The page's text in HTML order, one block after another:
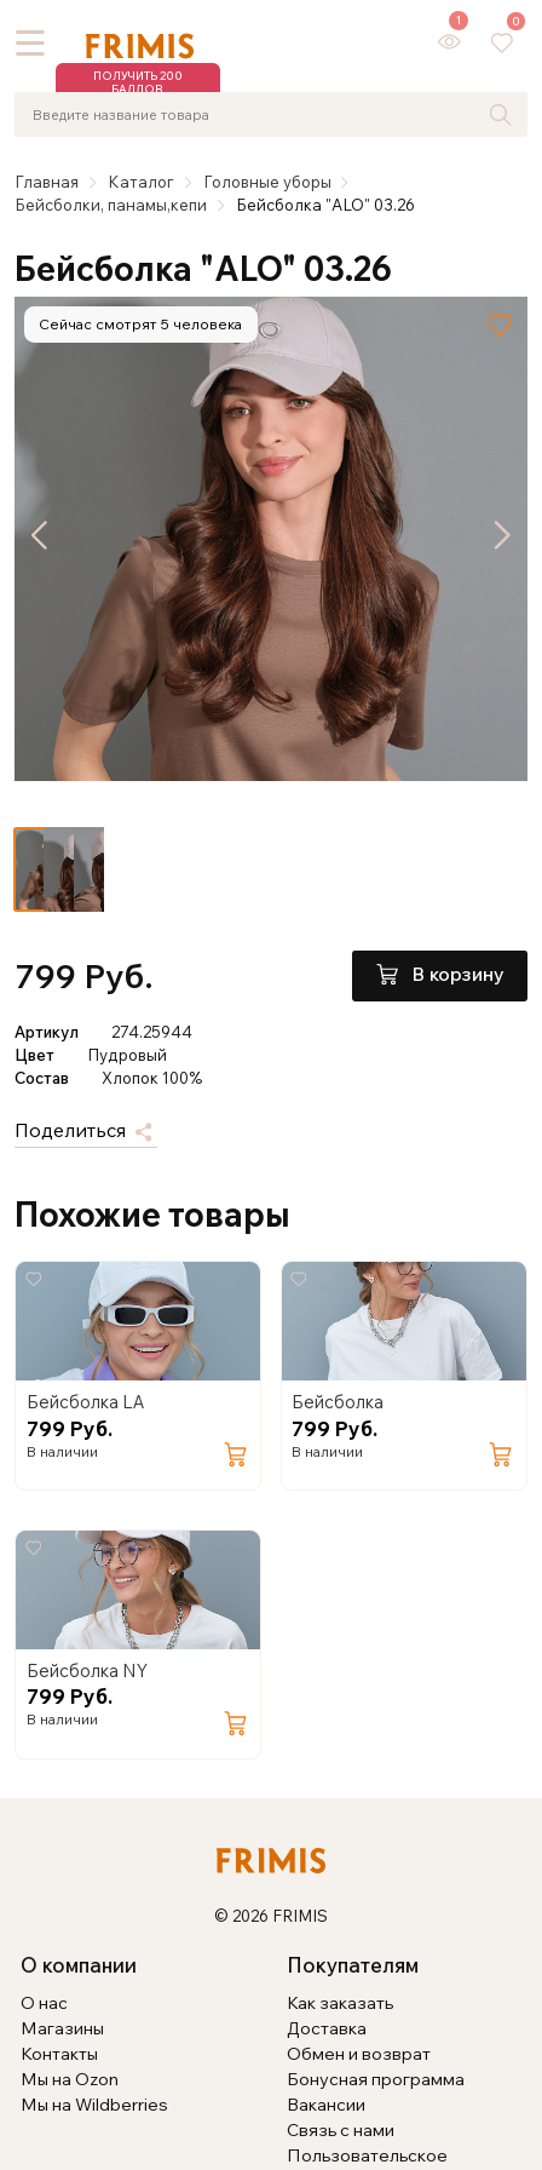
ПОЛУЧИТЬ 200
БАЛЛОВ
1 0
Главная Каталог
Головные уборы
Бейсболки, панамы,кепи
Бейсболка "ALO" 03.26
Бейсболка "ALO" 03.26
Сейчас смотрят 5 человека
799 Руб. В корзину
Артикул
274.25944
Цвет
Пудровый
Состав
Хлопок 100%
Поделиться
Похожие товары
Бейсболка LA
799 Руб.
В наличии
Бейсболка
799 Руб.
В наличии
Бейсболка NY
799 Руб.
В наличии
© 2026 FRIMIS
О компании
О нас
Магазины
Контакты
Мы на Ozon
Мы на Wildberries
Покупателям
Как заказать
Доставка
Обмен и возврат
Бонусная программа
Вакансии
Связь с нами
Пользовательское